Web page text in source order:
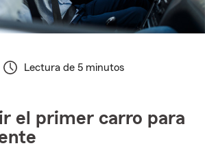
Lectura de 5 minutos
el primer carro para